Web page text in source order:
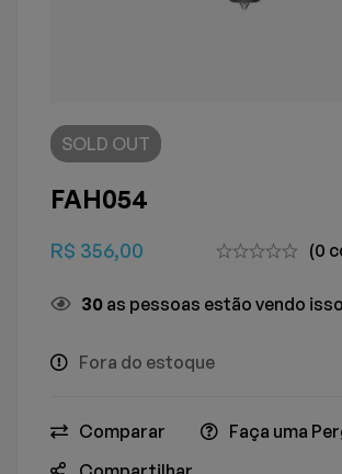
SOLD OUT
FAH054
R$ 356,00 (0
21as pessoas estão vendo
Fora do estoque
Comparar
Faça uma